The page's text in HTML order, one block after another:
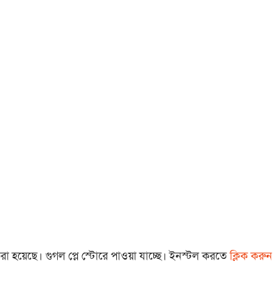
হয়েছে। গুগল প্লে স্টোরে পাওয়া যাচ্ছে। ইনস্টল করতেক্লিক করুন